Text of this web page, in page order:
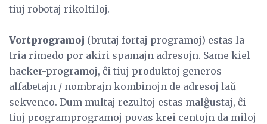
tiuj robotaj rikoltiloj.
Vortprogramoj (brutaj fortaj programoj) estas la
tria rimedo por akiri spamajn adresojn. Same kiel
hacker-programoj, ĉi tiuj produktoj generos
alfabetajn / nombrajn kombinojn de adresoj laŭ
sekvenco. Dum multaj rezultoj estas malĝustaj, ĉi
tiuj programprogramoj povas krei centojn da miloj